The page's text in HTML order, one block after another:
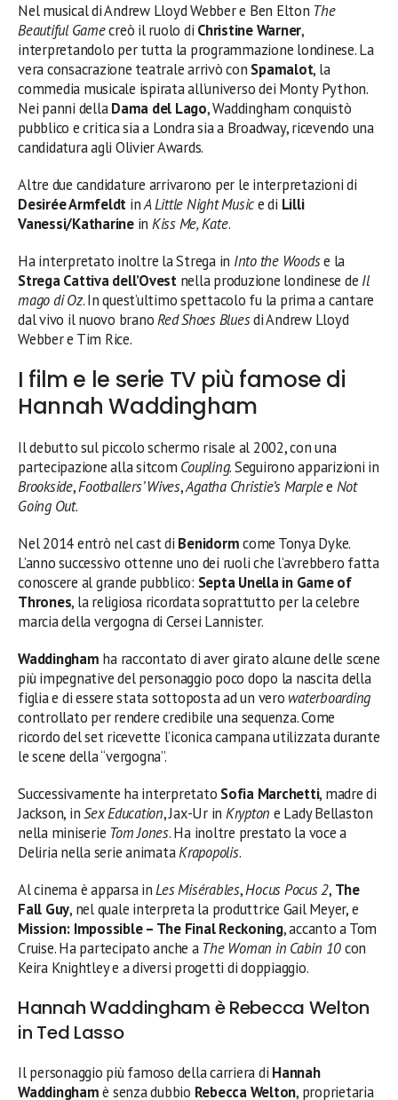
Nel musical di Andrew Lloyd Webber e Ben Elton The
Beautiful Gamecreò il ruolo di Christine Warner,
interpretandolo per tutta la programmazione londinese. La
vera consacrazione teatrale arrivò con Spamalot, la
commedia musicale ispirata all’universo dei Monty Python.
Nei panni dellaDama del Lago, Waddingham conquistò
pubblico e critica sia a Londra sia a Broadway, ricevendo una
candidatura agli Olivier Awards.
Altre due candidature arrivarono per le interpretazioni di
Desirée Armfeldt inA Little Night Musice di Lilli
Vanessi/Katharinein Kiss Me, Kate.
Ha interpretato inoltre la Strega in Into the Woodse la
Strega Cattiva dell’Ovestnella produzione londinese de Il
mago di Oz. In quest’ultimo spettacolo fu la prima a cantare
dal vivo il nuovo branoRed Shoes Bluesdi Andrew Lloyd
Webber e Tim Rice.
I film e le serie TV più famose di
Hannah Waddingham
Il debutto sul piccolo schermo risale al 2002, con una
partecipazione alla sitcom Coupling. Seguirono apparizioni in
Brookside,Footballers’ Wives,Agatha Christie’s Marplee Not
Going Out.
Nel 2014 entrò nel cast di Benidormcome Tonya Dyke.
L’anno successivo ottenne uno dei ruoli che l’avrebbero fatta
conoscere al grande pubblico: Septa Unella in Game of
Thrones, la religiosa ricordata soprattutto per la celebre
marcia della vergogna di Cersei Lannister.
Waddingham ha raccontato di aver girato alcune delle scene
più impegnative del personaggio poco dopo la nascita della
figlia e di essere stata sottoposta ad un vero waterboarding
controllato per rendere credibile una sequenza. Come
ricordo del set ricevette l’iconica campana utilizzata durante
le scene della “vergogna”.
Successivamente ha interpretato Sofia Marchetti, madre di
Jackson, inSex Education, Jax-Ur in Krypton e Lady Bellaston
nella miniserie Tom Jones. Ha inoltre prestato la voce a
Deliria nella serie animataKrapopolis.
Al cinema è apparsa inLes Misérables,Hocus Pocus 2, The
Fall Guy, nel quale interpreta la produttrice Gail Meyer, e
Mission: Impossible – The Final Reckoning, accanto a Tom
Cruise. Ha partecipato anche a The Woman in Cabin 10con
Keira Knightley e a diversi progetti di doppiaggio.
Hannah Waddingham è Rebecca Welton
in Ted Lasso
Il personaggio più famoso della carriera di Hannah
Waddinghamè senza dubbio Rebecca Welton, proprietaria